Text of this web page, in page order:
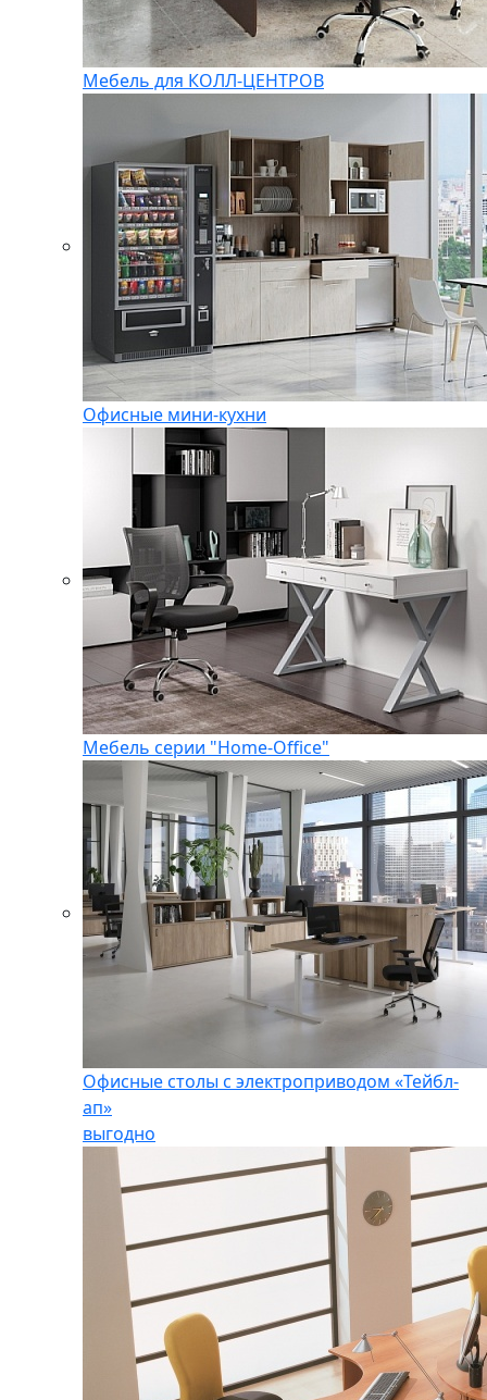
Мебель для КОЛЛ-ЦЕНТРОВ
Офисные мини-кухни
Мебель серии "Home-Office"
Офисные столы с электроприводом «Тейбл-
ап»
выгодно